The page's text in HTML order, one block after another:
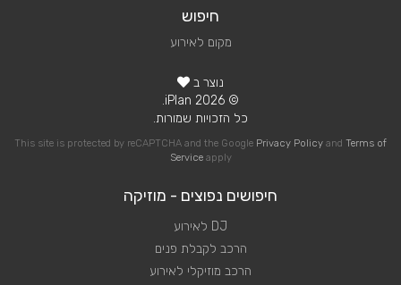
חיפוש
מקום לאירוע
נוצר ב
© 2026 iPlan.
כל הזכויות שמורות.
This site is protected by reCAPTCHA and the Google Privacy Policy and Terms of
Serviceapply
חיפושים נפוצים - מוזיקה
DJ לאירוע
הרכב לקבלת פנים
הרכב מוזיקלי לאירוע